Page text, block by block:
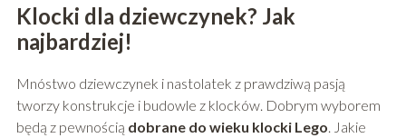
Klocki dla dziewczynek? Jak
najbardziej!
Mnóstwo dziewczynek i nastolatek z prawdziwą pasją
tworzy konstrukcje i budowle z klocków. Dobrym wyborem
będą z pewnością dobrane do wieku klocki Lego . Jakie